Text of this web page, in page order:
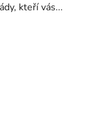
kteří vás...